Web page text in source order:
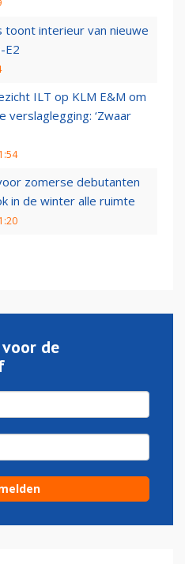
toont interieur van nieuwe
E2
ILT op KLM E&M om
verslaglegging: ‘Zwaar
zomerse debutanten
in de winter alle ruimte
de